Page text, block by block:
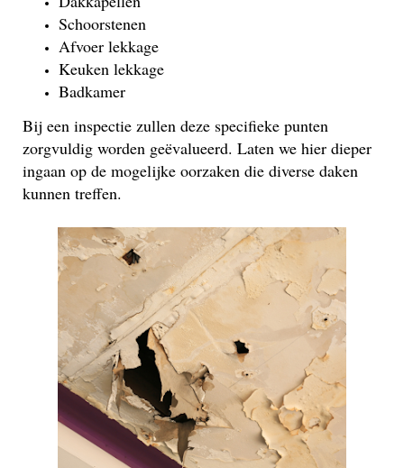
Schoorstenen
Afvoer lekkage
Keuken lekkage
Badkamer
Bij een inspectie zullen deze specifieke punten
zorgvuldig worden geëvalueerd. Laten we hier dieper
ingaan op de mogelijke oorzaken die diverse daken
kunnen treffen.